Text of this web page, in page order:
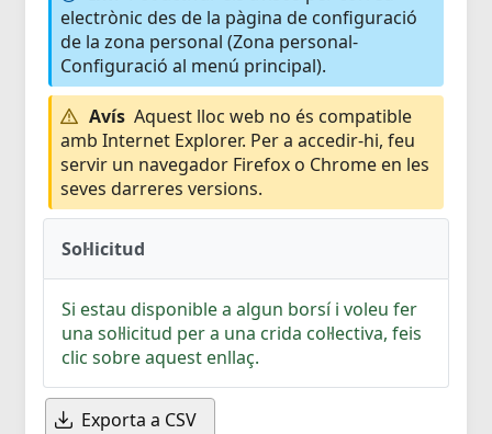
electrònic des de la pàgina de configuració
de la zona personal (Zona personal-
Configuració al menú principal).
Avís Aquest lloc web no és compatible
amb Internet Explorer. Per a accedir-hi, feu
servir un navegador Firefox o Chrome en les
seves darreres versions.
Sol·licitud
Si estau disponible a algun borsí i voleu fer
una sol·licitud per a una crida col·lectiva, feis
clic sobre aquest enllaç.
Exporta a CSV